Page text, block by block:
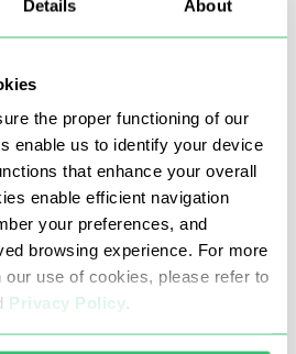
Details About
the proper functioning of our
enable us to identify your device
that enhance your overall
enable efficient navigation
your preferences, and
browsing experience. For more
our use of cookies, please refer to
Privacy Policy.
खरीदने का अवसर प्रदान करता है।
कई महत्वपूर्ण लाभ प्रदान करता है, जैसे:
करें (किसी विशिष्ट क्षेत्र के लिए छूट और
में खातों का उपयोग करें (एक अद्वितीय
की संभावना बढ़ जाती है)।
खरीदारी को स्वचालित करने के लिए विशेष
का उपयोग करें।
बायपास प्रतिबंध।